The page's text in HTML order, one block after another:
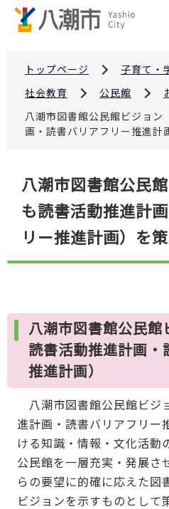
トップページ 子育て・
社会教育
公民館
八潮市図書館公民館ビジョン
画・読書バリアフリー推進計
ら
八潮市図書館公民
も読書活動推進計
リー推進計画）を
八潮市図書館公民館
読書活動推進計画・
推進計画）
八潮市図書館公民館ビジ
進計画・読書バリアフリー
ける知識・情報・文化活動
公民館を一層充実・発展さ
らの要望に的確に応えた図
ビジョンを示すものとして